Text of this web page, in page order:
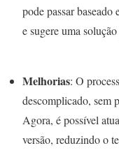
pode passar
e sugere uma
Melhorias: O
descomplicado, sem
Agora, é possível
versão, reduzindo o